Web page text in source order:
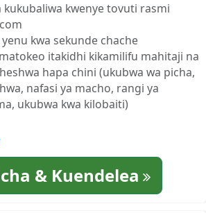
kukubaliwa kwenye tovuti rasmi
kwa sekunde chache
itakidhi kikamilifu mahitaji na
hapa chini (ukubwa wa picha,
nafasi ya macho, rangi ya
ukubwa kwa kilobaiti)
& Kuendelea